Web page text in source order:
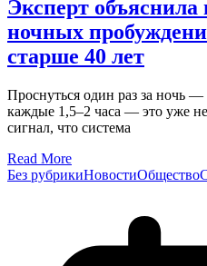
Эксперт
ночных
старше 40 лет
Проснуться один раз за ночь
каждые 1,5–2 часа — это уже
сигнал, что система
Read More
Без рубрикиНовостиОбщество